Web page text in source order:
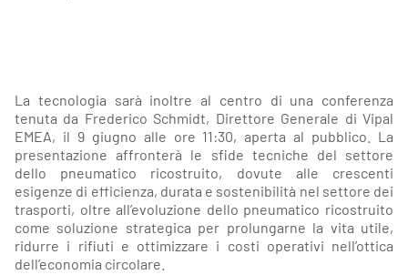
La tecnologia sarà inoltre al centro di una conferenza
tenuta da Frederico Schmidt, Direttore Generale di Vipal
EMEA, il 9 giugno alle ore 11:30, aperta al pubblico. La
presentazione affronterà le sfide tecniche del settore
dello pneumatico ricostruito, dovute alle crescenti
esigenze di efficienza, durata e sostenibilità nel settore dei
trasporti, oltre all’evoluzione dello pneumatico ricostruito
come soluzione strategica per prolungarne la vita utile,
ridurre i rifiuti e ottimizzare i costi operativi nell’ottica
dell’economia circolare.